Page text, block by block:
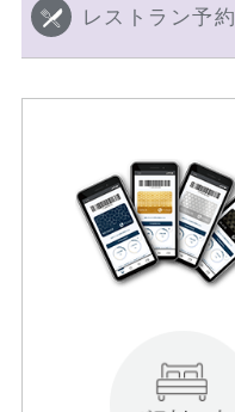
レストラン予約